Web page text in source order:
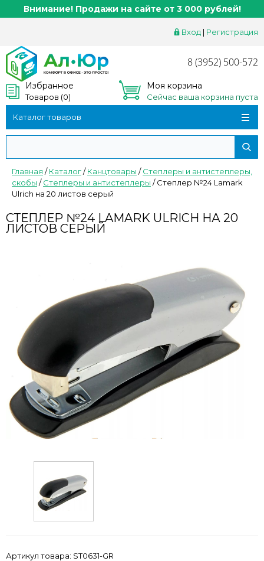
Внимание! Продажи на сайте от 3 000 рублей!
Вход | Регистрация
8 (3952) 500-572
Избранное
Товаров (0)
Моя корзина
Сейчас ваша корзина пуста
Каталог товаров
Главная /Каталог/Канцтовары /Степлеры и антистеплеры,
скобы /Степлеры и антистеплеры /Степлер №24 Lamark
Ulrich на 20 листов серый
СТЕПЛЕР №24 LAMARK ULRICH НА 20
ЛИСТОВ СЕРЫЙ
Артикул товара: ST0631-GR